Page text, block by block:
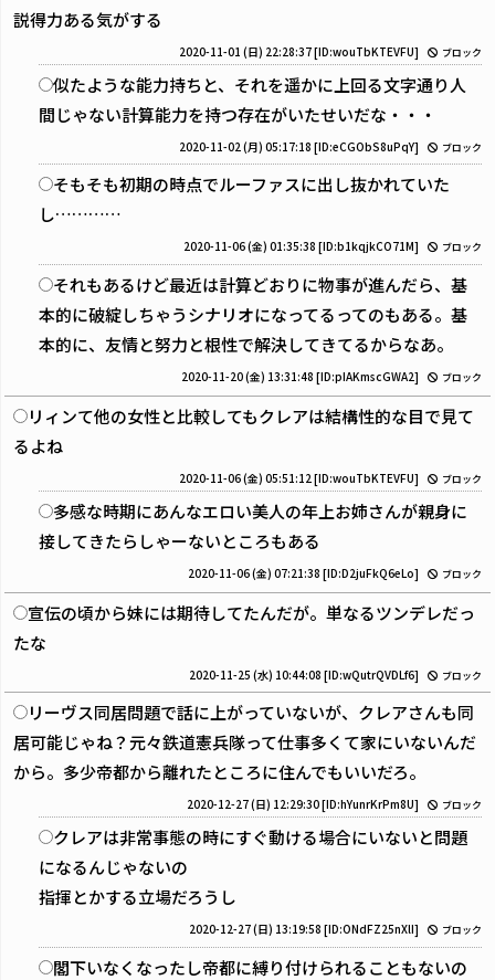
説得力ある気がする
2020-11-01 (日) 22:28:37[ID:wouTbKTEVFU] ブロック
似たような能力持ちと、それを遥かに上回る文字通り人
間じゃない計算能力を持つ存在がいたせいだな・・・
2020-11-02 (月) 05:17:18 [ID:eCGObS8uPqY] ブロック
そもそも初期の時点でルーファスに出し抜かれていた
し…………
2020-11-06 (金) 01:35:38 [ID:b1kqjkCO71M] ブロック
それもあるけど最近は計算どおりに物事が進んだら、基
本的に破綻しちゃうシナリオになってるってのもある。基
本的に、友情と努力と根性で解決してきてるからなあ。
2020-11-20 (金) 13:31:48 [ID:pIAKmscGWA2] ブロック
リィンて他の女性と比較してもクレアは結構性的な目で見て
るよね
2020-11-06 (金) 05:51:12 [ID:wouTbKTEVFU] ブロック
多感な時期にあんなエロい美人の年上お姉さんが親身に
接してきたらしゃーないところもある
2020-11-06 (金) 07:21:38 [ID:D2juFkQ6eLo] ブロック
宣伝の頃から妹には期待してたんだが。単なるツンデレだっ
たな
2020-11-25 (水) 10:44:08 [ID:wQutrQVDLf6] ブロック
リーヴス同居問題で話に上がっていないが、クレアさんも同
居可能じゃね？元々鉄道憲兵隊って仕事多くて家にいないんだ
から。多少帝都から離れたところに住んでもいいだろ。
2020-12-27 (日) 12:29:30[ID:hYunrKrPm8U] ブロック
クレアは非常事態の時にすぐ動ける場合にいないと問題
になるんじゃないの
指揮とかする立場だろうし
2020-12-27 (日) 13:19:58 [ID:ONdFZ25nXlI] ブロック
閣下いなくなったし帝都に縛り付けられることもないの